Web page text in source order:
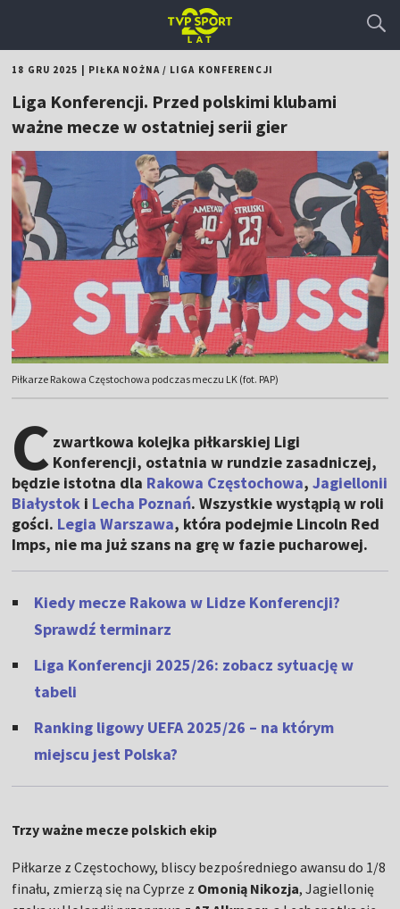
18 GRU 2025 PIŁKA NOŻNA/ LIGA KONFERENCJI
Liga Konferencji. Przed polskimi klubami
ważne mecze w ostatniej serii gier
Piłkarze Rakowa Częstochowa podczas meczu LK (fot. PAP)
C zwartkowa kolejka piłkarskiej Ligi
Konferencji, ostatnia w rundzie zasadniczej,
będzie istotna dla Rakowa Częstochowa,Jagiellonii
Białystok i Lecha Poznań. Wszystkie wystąpią w roli
gości. Legia Warszawa, która podejmie Lincoln Red
Imps, nie ma już szans na grę w fazie pucharowej.
Kiedy mecze Rakowa w Lidze Konferencji?
Sprawdź terminarz
Liga Konferencji 2025/26: zobacz sytuację w
tabeli
Ranking ligowy UEFA 2025/26 – na którym
miejscu jest Polska?
Trzy ważne mecze polskich ekip
Piłkarze z Częstochowy, bliscy bezpośredniego awansu do 1/8
finału, zmierzą się na Cyprze z Omonią Nikozja, Jagiellonię